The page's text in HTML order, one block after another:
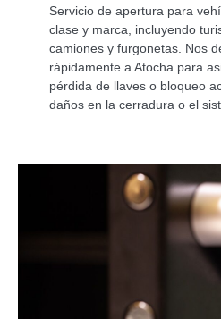
Servicio de apertura para
clase y marca, incluyendo
camiones y furgonetas. Nos
rápidamente a Atocha para
pérdida de llaves o bloqueo
daños en la cerradura o el